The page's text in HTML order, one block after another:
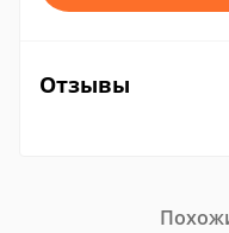
Отзывы